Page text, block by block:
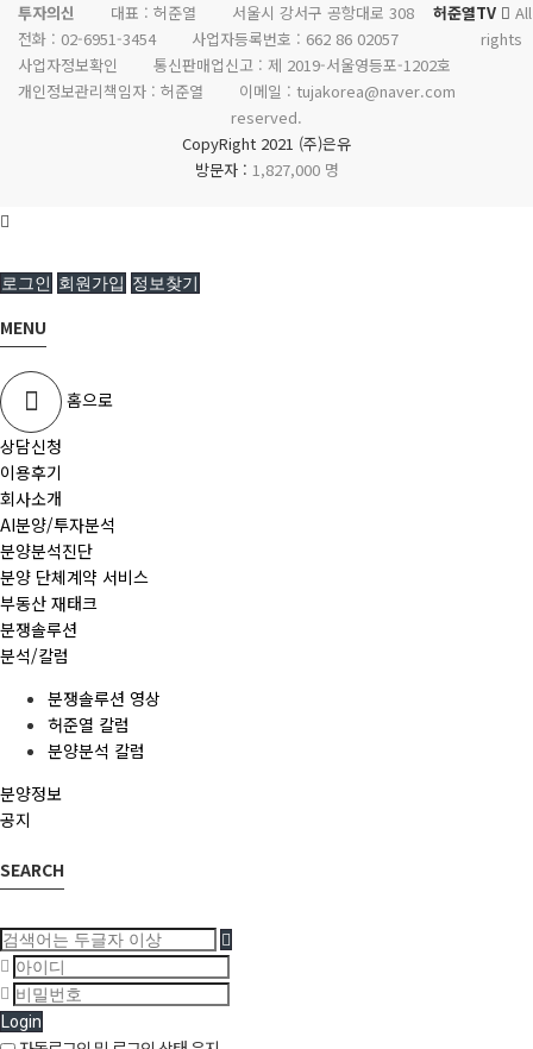
투자의신 대표 : 허준열
서울시 강서구 공항대로 308
전화 : 02-6951-3454 사업자등록번호 : 662 86 02057
사업자정보확인
통신판매업신고 : 제 2019-서울영등포-1202호
개인정보관리책임자 : 허준열
이메일 : tujakorea@naver.com
허준열TV
All
rights
reserved.
CopyRight 2021 (주)은유
방문자 : 1,827,000 명
로그인 회원가입 정보찾기
MENU
홈으로
상담신청
이용후기
회사소개
AI분양/투자분석
분양분석진단
분양 단체계약 서비스
부동산 재태크
분쟁솔루션
분석/칼럼
분쟁솔루션 영상
허준열 칼럼
분양분석 칼럼
분양정보
공지
SEARCH
Login